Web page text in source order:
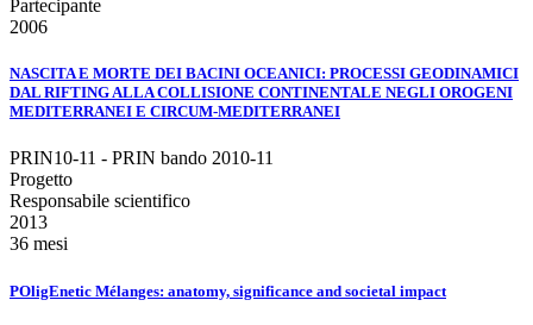
Partecipante
2006
NASCITA E MORTE DEI BACINI OCEANICI: PROCESSI GEODINAMICI
DAL RIFTING ALLA COLLISIONE CONTINENTALE NEGLI OROGENI
MEDITERRANEI E CIRCUM-MEDITERRANEI
PRIN10-11 - PRIN bando 2010-11
Progetto
Responsabile scientifico
2013
36 mesi
POligEnetic Mélanges: anatomy, significance and societal impact